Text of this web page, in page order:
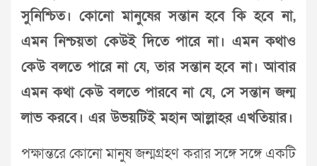
সুনিশ্চিত। কোনো মানুষের সন্তান হবে কি হবে না,
এমন নিশ্চয়তা কেউই দিতে পারে না। এমন কথাও
কেউ বলতে পারে না যে, তার সন্তান হবে না। আবার
এমন কথা কেউ বলতে পারবে না যে, সে সন্তান জন্ম
লাভ করবে। এর উভয়টিই মহান আল্লাহর এখতিয়ার।
পক্ষান্তরে কোনো মানুষ জন্মগ্রহণ করার সঙ্গে সঙ্গে একটি